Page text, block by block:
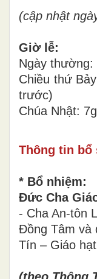
(cập nhật
Giờ lễ:
Ngày thường:
Chiều thứ
trước)
Chúa Nhật:
Thông tin bổ
* Bổ nhiệm:
Đức Cha
- Cha An-tôn
Đồng Tâm và
Tín – Giáo